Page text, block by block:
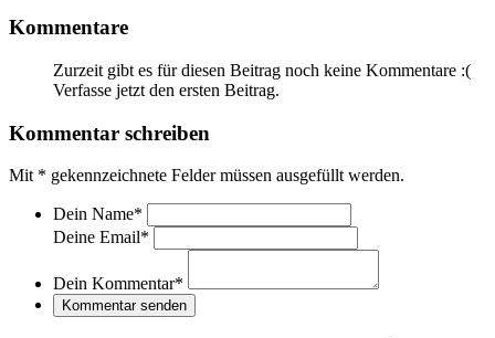
Kommentare
Zurzeit gibt es für diesen Beitrag noch keine Kommentare :(
Verfasse jetzt den ersten Beitrag.
Kommentar schreiben
Mit * gekennzeichnete Felder müssen ausgefüllt werden.
Dein Name*
Deine Email*
Dein Kommentar*
Kommentar senden